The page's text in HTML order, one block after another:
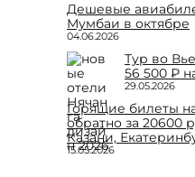
Дешевые
Мумбаи в октябре
04.06.2026
Тур во
56 500 ₽
29.05.2026
Горящие билеты
обратно за 20600
Казани,
15.05.2026